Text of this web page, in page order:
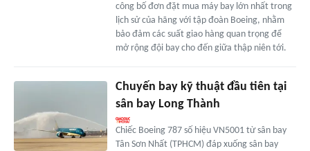
công bố đơn đặt mua máy bay lớn nhất trong
lịch sử của hãng với tập đoàn Boeing, nhằm
bảo đảm các suất giao hàng quan trọng để
mở rộng đội bay cho đến giữa thập niên tới.
Chuyến bay kỹ thuật đầu tiên tại
sân bay Long Thành
Chiếc Boeing 787 số hiệu VN5001 từ sân bay
Tân Sơn Nhất (TPHCM) đáp xuống sân bay